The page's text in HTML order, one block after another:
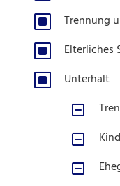
W Trennung
W Elterliches
W Unterhalt
X
X
X